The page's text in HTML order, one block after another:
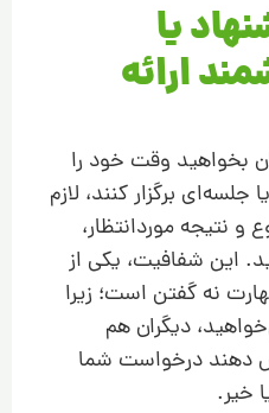
یا
ارائه
بخواهید وقت خود را
برگزار کنند، لازم
نتیجه موردانتظار،
این شفافیت، یکی از
نه گفتن است؛ زیرا
دیگران هم
دهند درخواست شما
خیر.